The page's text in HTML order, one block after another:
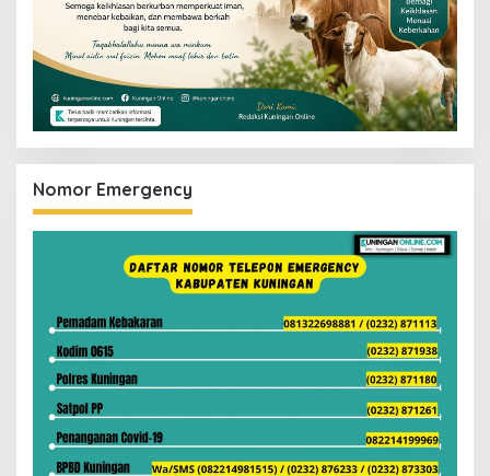
Nomor Emergency